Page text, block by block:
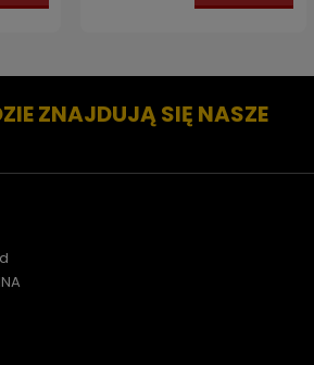
ZNAJDUJĄ SIĘ NASZE